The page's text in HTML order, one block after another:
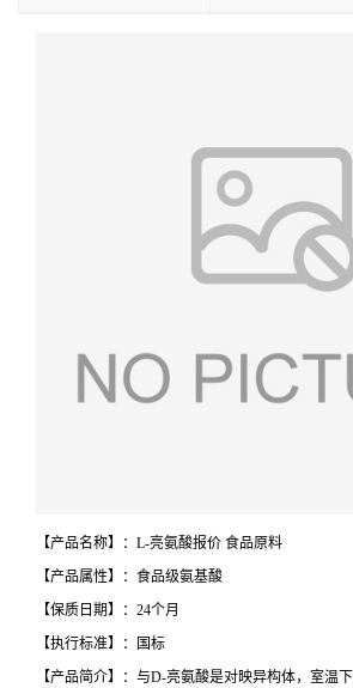
【产品名称】：L-亮氨酸报价 食品原料
【产品属性】：食品级氨基酸
【保质日期】：24个月
【执行标准】：国标
【产品简介】：与D-亮氨酸是对映异构体，室温